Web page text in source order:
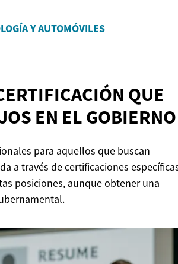
Y AUTOMÓVILES
QUE
EN EL GOBIERNO
para aquellos que buscan
a través de certificaciones
posiciones, aunque obtener una